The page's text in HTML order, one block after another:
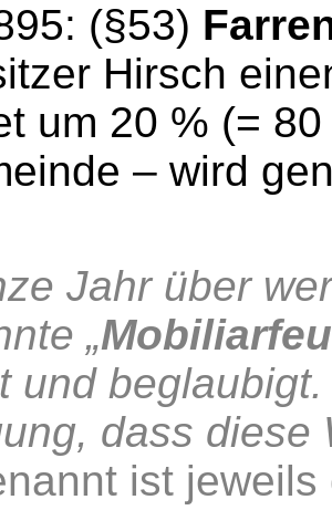
(§53)
Hirsch
um 20 % (=
– wird
Jahr über
„
und
dass diese
ist